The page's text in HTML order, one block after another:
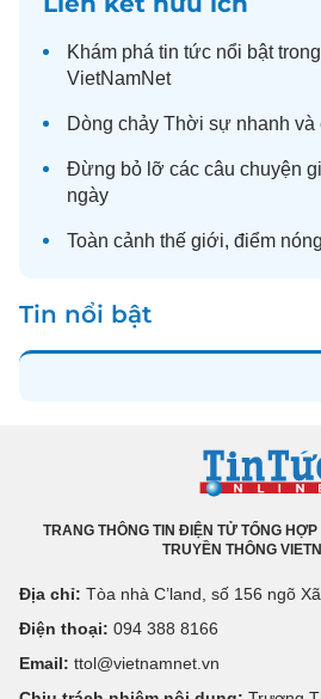
Khám phá tin tức nổi bật
VietNamNet
Dòng chảy Thời sự nhanh và
Đừng bỏ lỡ các câu chuyện
ngày
Toàn cảnh thế giới, điểm
Tin nổi bật
TRANG THÔNG TIN ĐIỆN TỬ TỔNG
TRUYỀN THÔNG
Địa chỉ: Tòa nhà C’land, số 156 ngõ
Điện thoại: 094 388 8166
Email: ttol@vietnamnet.vn